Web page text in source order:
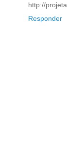
http://
Responder